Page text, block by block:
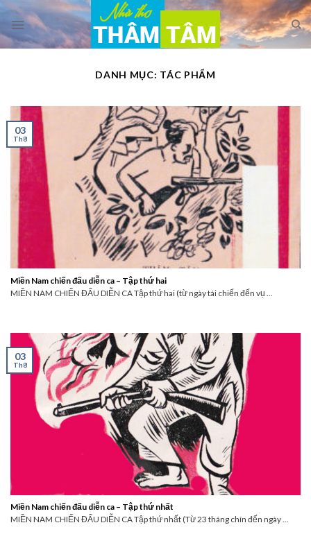
Skip
content
DANH MỤC: TÁC PHẨM
Miền Nam chiến đấu diễn ca – Tập thứ hai
MIỀN NAM CHIẾN ĐẤU DIỄN CA Tập thứ hai (từ ngày tái chiến đến vụ ...
03
Th8
Miền Nam chiến đấu diễn ca – Tập thứ nhất
MIỀN NAM CHIẾN ĐẤU DIỄN CA Tập thứ nhất (Từ 23 tháng chín đến ngày ...
03
Th8